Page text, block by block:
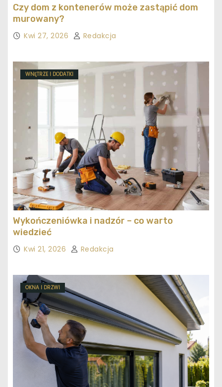
Czy dom z kontenerów może zastąpić dom
murowany?
Kwi 27, 2026 Redakcja
WNĘTRZE I DODATKI
Wykończeniówka i nadzór – co warto
wiedzieć
Kwi 21, 2026 Redakcja
OKNA I DRZWI